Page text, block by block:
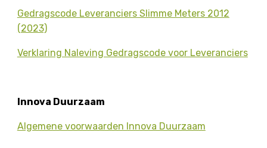
Gedragscode Leveranciers Slimme Meters 2012
(2023)
Verklaring Naleving Gedragscode voor Leveranciers
Innova Duurzaam
Algemene voorwaarden Innova Duurzaam